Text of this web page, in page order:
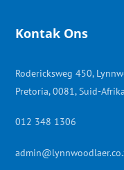
Kontak Ons
Rodericksweg 450,
Pretoria, 0081, Suid-Afrika
012 348 1306